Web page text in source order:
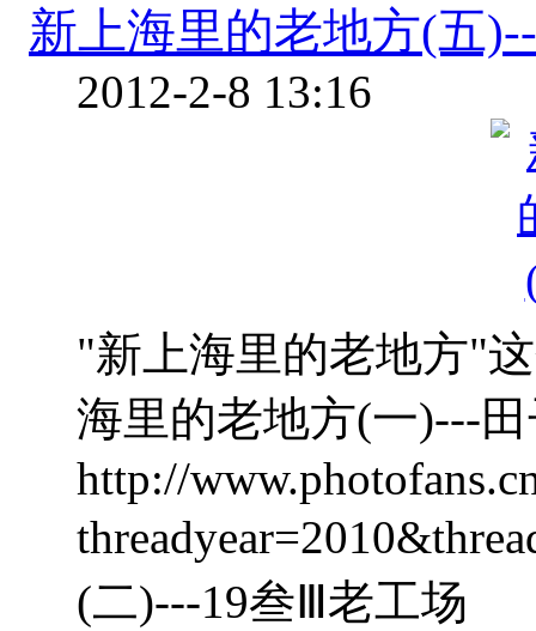
新上海里的老地方(五
2012-2-8 13:16
"新上海里的老地方"
海里的老地方(一)---
http://
(二)---19叁Ⅲ老工场